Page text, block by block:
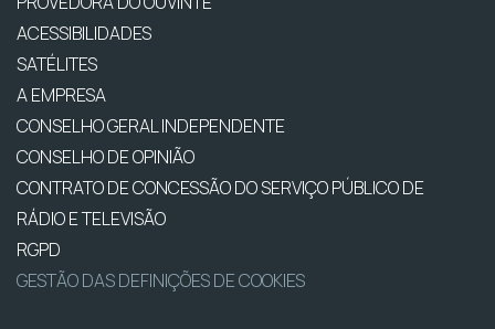
ACESSIBILIDADES
SATÉLITES
A EMPRESA
CONSELHO GERAL INDEPENDENTE
CONSELHO DE OPINIÃO
CONTRATO DE CONCESSÃO DO SERVIÇO PÚBLICO DE
RÁDIO E TELEVISÃO
RGPD
GESTÃO DAS DEFINIÇÕES DE COOKIES